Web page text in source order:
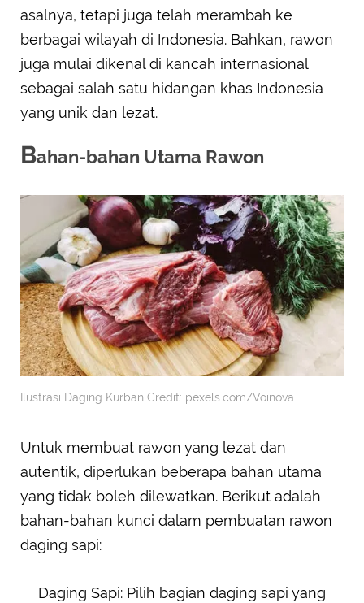
asalnya, tetapi juga telah merambah ke
berbagai wilayah di Indonesia. Bahkan, rawon
juga mulai dikenal di kancah internasional
sebagai salah satu hidangan khas Indonesia
yang unik dan lezat.
Bahan-bahan Utama Rawon
Ilustrasi Daging Kurban Credit: pexels.com/Voinova
Untuk membuat rawon yang lezat dan
autentik, diperlukan beberapa bahan utama
yang tidak boleh dilewatkan. Berikut adalah
bahan-bahan kunci dalam pembuatan rawon
daging sapi:
Daging Sapi: Pilih bagian daging sapi yang